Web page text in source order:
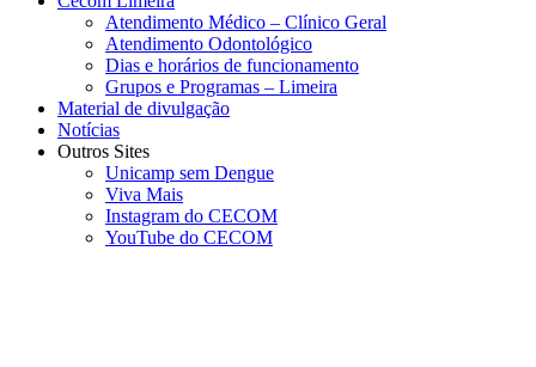
Atendimento Médico – Clínico Geral
Atendimento Odontológico
Dias e horários de funcionamento
Grupos e Programas – Limeira
Material de divulgação
Notícias
Outros Sites
Unicamp sem Dengue
Viva Mais
Instagram do CECOM
YouTube do CECOM